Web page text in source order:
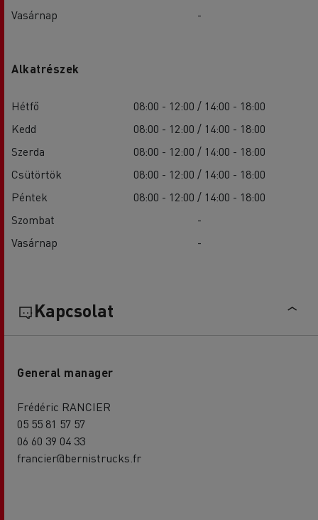
Vasárnap
-
Alkatrészek
Hétfő
08:00 - 12:00 / 14:00 - 18:00
Kedd
08:00 - 12:00 / 14:00 - 18:00
Szerda
08:00 - 12:00 / 14:00 - 18:00
Csütörtök
08:00 - 12:00 / 14:00 - 18:00
Péntek
08:00 - 12:00 / 14:00 - 18:00
Szombat
-
Vasárnap
-
Kapcsolat
General manager
Frédéric RANCIER
05 55 81 57 57
06 60 39 04 33
francier@bernistrucks.fr